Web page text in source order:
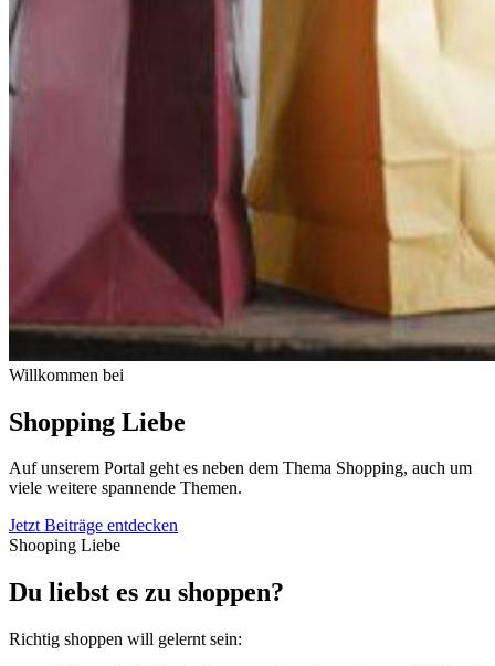
Willkommen bei
Shopping Liebe
Auf unserem Portal geht es neben dem Thema Shopping, auch um
viele weitere spannende Themen.
Jetzt Beiträge entdecken
Shooping Liebe
Du liebst es zu shoppen?
Richtig shoppen will gelernt sein: